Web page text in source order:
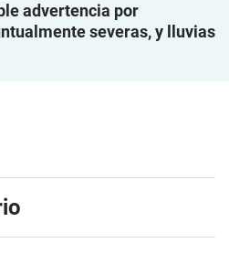
advertencia por
severas, y lluvias